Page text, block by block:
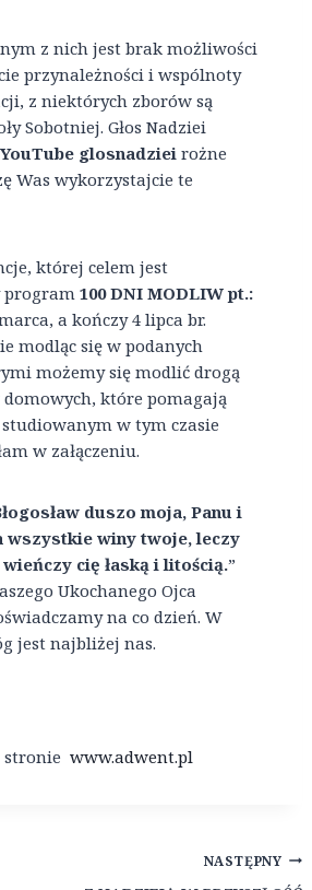
z nich jest brak możliwości
przynależności i wspólnoty
z niektórych zborów są
Sobotniej. Głos Nadziei
YouTube glosnadziei rożne
Was wykorzystajcie te
której celem jest
program100 DNI MODLIW pt.:
a kończy 4 lipca br.
modląc się w podanych
możemy się modlić drogą
które pomagają
w tym czasie
w załączeniu.
duszo moja, Panu i
wszystkie winy twoje, leczy
cię łaską i litością.”
Ukochanego Ojca
na co dzień. W
jest najbliżej nas.
stronie www.adwent.pl
NASTĘPNY